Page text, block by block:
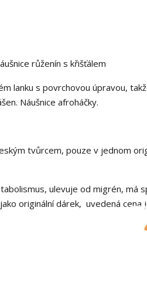
růženín s křišťálem
lanku s povrchovou úpravou,
Náušnice afroháčky.
tvůrcem, pouze v jednom
ulevuje od migrén, má
originální dárek, uvedená cena